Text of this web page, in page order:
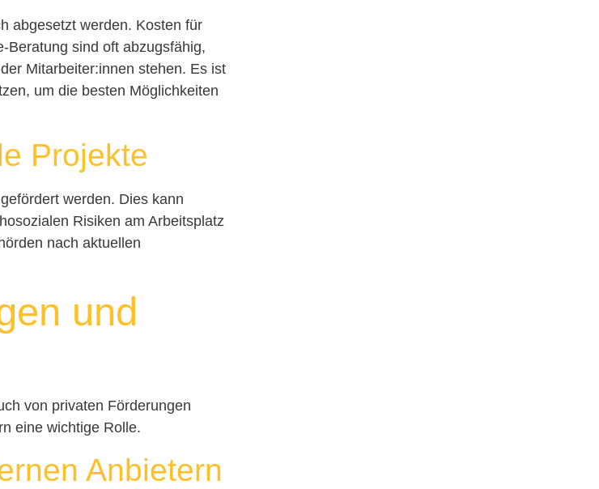
abgesetzt werden. Kosten für
Beratung sind oft abzugsfähig,
Mitarbeiter:innen stehen. Es ist
um die besten Möglichkeiten
Projekte
werden. Dies kann
Risiken am Arbeitsplatz
nach aktuellen
und
von privaten Förderungen
eine wichtige Rolle.
Anbietern